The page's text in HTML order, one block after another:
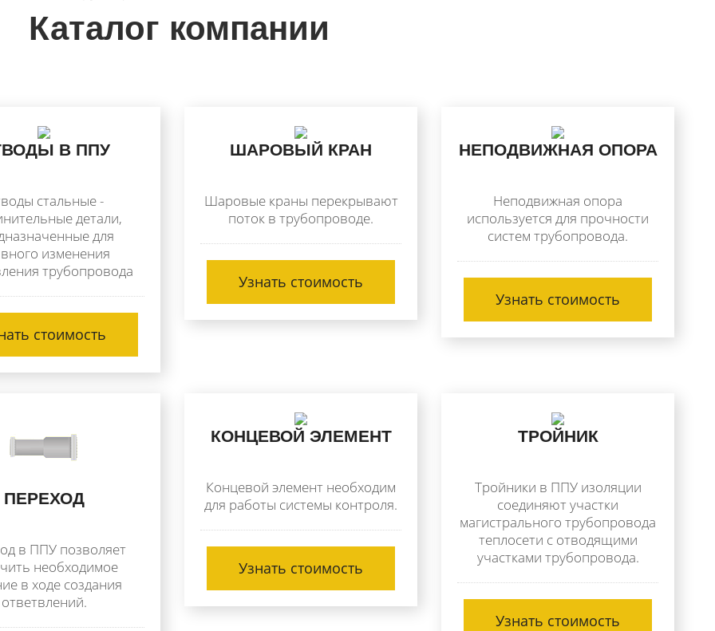
Каталог компании
В ППУ
стальные -
детали,
для
изменения
трубопровода
стоимость
ШАРОВЫЙ КРАН
Шаровые краны перекрывают
поток в трубопроводе.
Узнать стоимость
НЕПОДВИЖНАЯ ОПОРА
Неподвижная опора
используется для прочности
систем трубопровода.
Узнать стоимость
ПЕРЕХОД
в ППУ позволяет
необходимое
в ходе создания
ответвлений.
КОНЦЕВОЙ ЭЛЕМЕНТ
Концевой элемент необходим
для работы системы контроля.
Узнать стоимость
ТРОЙНИК
Тройники в ППУ изоляции
соединяют участки
магистрального трубопровода
теплосети с отводящими
участками трубопровода.
Узнать стоимость